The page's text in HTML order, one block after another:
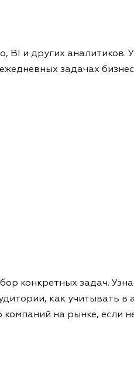
BI и других
задачах
конкретных задач.
как учитывать в
на рынке, если